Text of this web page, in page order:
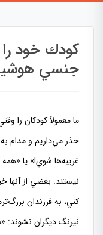
كودك خود
جنسي
ما معمولاً كودكان را
حذر مي‌داريم و مدام به
غريبه‌ها شوي!» يا
نيستند. بعضي از آنها
كني، به فرزندان
نيرنگ ديگران نشوند: